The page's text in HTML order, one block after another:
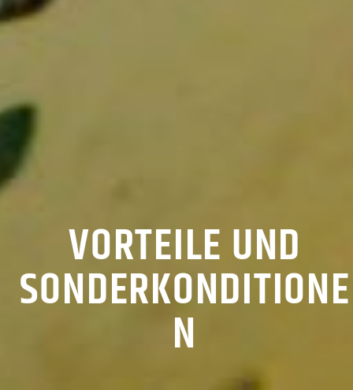
VORTEILE UND
SONDERKONDITIONE
N